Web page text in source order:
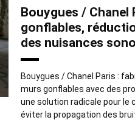
Bouygues / Chanel
gonflables,
des nuisances
Bouygues / Chanel Paris :
murs gonflables avec des
une solution radicale pour le
éviter la propagation des